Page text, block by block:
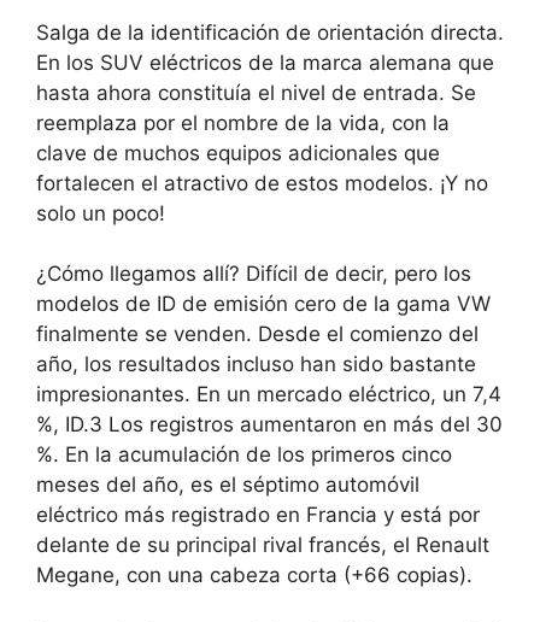
Salga de la identificación de orientación directa.
En los SUV eléctricos de la marca alemana que
hasta ahora constituía el nivel de entrada. Se
reemplaza por el nombre de la vida, con la
clave de muchos equipos adicionales que
fortalecen el atractivo de estos modelos. ¡Y no
solo un poco!
¿Cómo llegamos allí? Difícil de decir, pero los
modelos de ID de emisión cero de la gama VW
finalmente se venden. Desde el comienzo del
año, los resultados incluso han sido bastante
impresionantes. En un mercado eléctrico, un 7,4
%, ID.3 Los registros aumentaron en más del 30
%. En la acumulación de los primeros cinco
meses del año, es el séptimo automóvil
eléctrico más registrado en Francia y está por
delante de su principal rival francés, el Renault
Megane, con una cabeza corta (+66 copias).